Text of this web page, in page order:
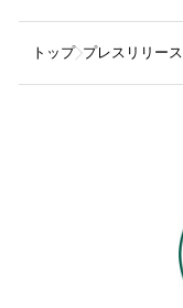
トップ プレスリリース